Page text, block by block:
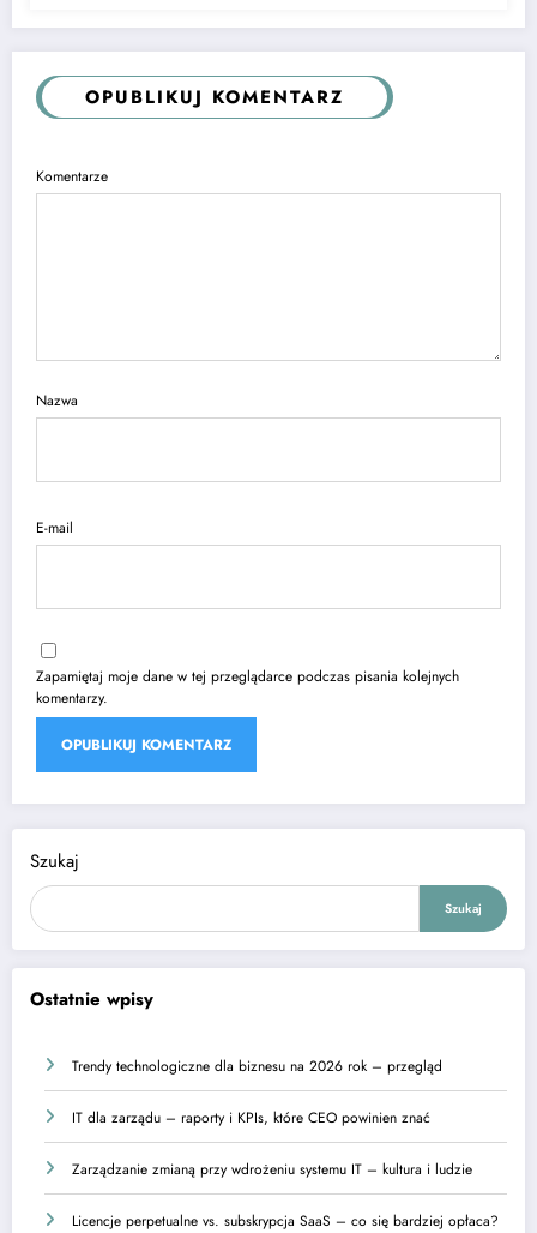
OPUBLIKUJ KOMENTARZ
Komentarze
Nazwa
E-mail
Zapamiętaj moje dane w tej przeglądarce podczas pisania kolejnych
komentarzy.
Szukaj
Szukaj
Ostatnie wpisy
Trendy technologiczne dla biznesu na 2026 rok – przegląd
IT dla zarządu – raporty i KPIs, które CEO powinien znać
Zarządzanie zmianą przy wdrożeniu systemu IT – kultura i ludzie
Licencje perpetualne vs. subskrypcja SaaS – co się bardziej opłaca?